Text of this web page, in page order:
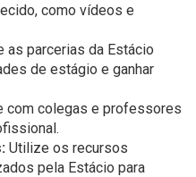
como vídeos e
as parcerias da Estácio
de estágio e ganhar
com colegas e professores
Utilize os recursos
pela Estácio para